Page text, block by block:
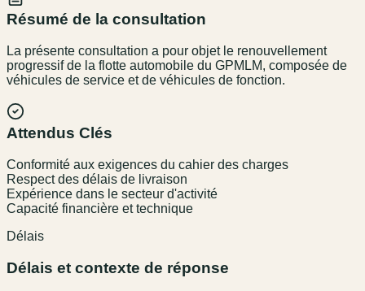
Résumé de la consultation
La présente consultation a pour objet le renouvellement
progressif de la flotte automobile du GPMLM, composée de
véhicules de service et de véhicules de fonction.
Attendus Clés
Conformité aux exigences du cahier des charges
Respect des délais de livraison
Expérience dans le secteur d'activité
Capacité financière et technique
Délais
Délais et contexte de réponse